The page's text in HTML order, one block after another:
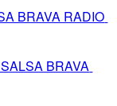
BRAVA RADIO
BRAVA